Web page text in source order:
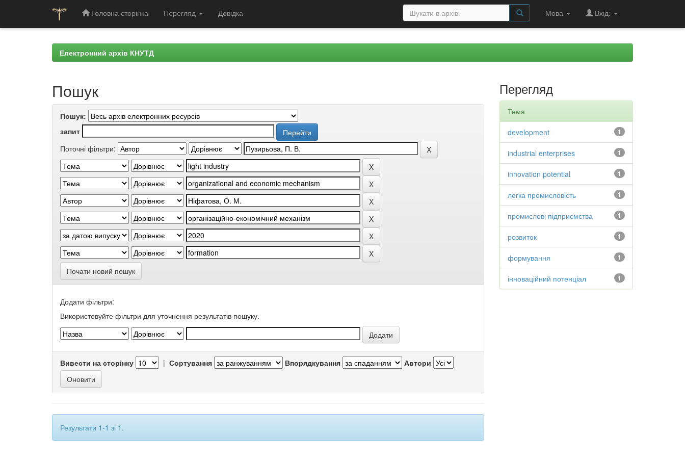
Головна сторінка Перегляд Довідка Мова Вхід:
Електронний архів КНУТД
Пошук
Пошук:
запит
Поточні фільтри:
Почати новий пошук
Додати фільтри:
Використовуйте фільтри для уточнення результатів пошуку.
Вивести на сторінку | Сортування Впорядкування Автори
Результати 1-1 зі 1.
Перегляд
Тема
1
development
1
industrial enterprises
1
innovation potential
1
легка промисловість
1
промислові підприємства
1
розвиток
1
формування
1
інноваційний потенціал